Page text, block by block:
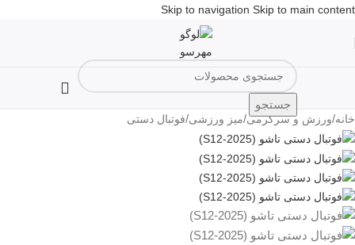
Skip to navigation Skip to main content
جستجو
خانه/ورزش و سرگرمی/میز ورزشی/فوتبال دستی